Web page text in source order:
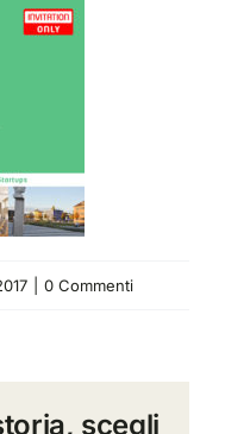
0 Commenti
scegli